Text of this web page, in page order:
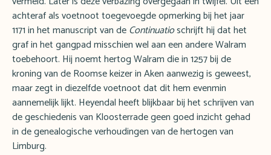
achteraf als voetnoot toegevoegde opmerking bij het jaar
1171 in het manuscript van deContinuatioschrijft hij dat het
graf in het gangpad misschien wel aan een andere Walram
toebehoort. Hij noemt hertog Walram die in 1257 bij de
kroning van de Roomse keizer in Aken aanwezig is geweest,
maar zegt in diezelfde voetnoot dat dit hem evenmin
aannemelijk lijkt. Heyendal heeft blijkbaar bij het schrijven van
de geschiedenis van Kloosterrade geen goed inzicht gehad
in de genealogische verhoudingen van de hertogen van
Limburg.